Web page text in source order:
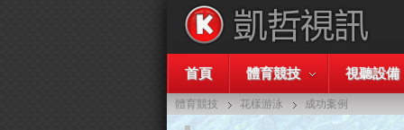
首頁 體育競技 視聽設備
體育競技 花樣游泳 成功案例